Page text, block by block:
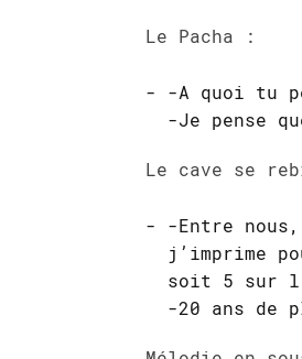
Le Pacha :
-A quoi tu
-Je pense
Le cave se
-Entre
j’imprime
soit 5 sur
-20 ans de